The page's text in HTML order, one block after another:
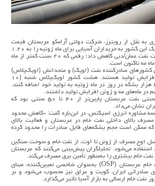
به نقل از رویترز، شرکت دولتی آرامکو عربستان قیمت
رسمی فروش نفت خام سبک این کشور به خریداران آسیایی برای ماه ژوئیه را به ۱.۲۰
دلار بالاتر از میانگین قیمت نفت عمان/دبی کاهش داد؛ رقمی که ۲۰ سنت کمتر از ماه
مه تاکنون است.
کشورهای صادرکننده نفت (اوپک) و متحدانش (اوپک‌پلاس)
از جمله روسیه در حال افزایش تولید هستند. هشت کشور اوپک‌پلاس شنبه (۱۰
خرداد) توافق کردند ۴۱۱ هزار بشکه در روز در ماه ژوئیه به تولید خود اضافه کنند.
در ماه‌های مه و ژوئن افزایش تولید داشتند.
البته کاهش قیمت ۲۰ سنتی نفت عربستان پایین‌تر از ۴۰ تا ۵۰ سنتی بود که
نشان می‌داد.
مشاوره انرژی اسپکتس، در این‌باره گفت: «کاهش محدود
مصرف بالای داخلی نفت خام در عربستان و فعالیت بالای
که ممکن است حجم بشکه‌های قابل صادرات را محدود کرده
فصل اوج مصرف از ژوئن تا اوت، از نفت خام و سوخت سنگین
استفاده می‌شود. تحلیلگران پیش‌بینی می‌کنند که عربستان
خام بیشتری را به‌منظور تأمین برق مصرف می‌کند.
قیمت رسمی فروش نفت خام عربستان (OSP) به‌عنوان شاخصی تعیین‌کننده، مبنای
صادراتی ایران، کویت و عراق نیز محسوب می‌شود و بر